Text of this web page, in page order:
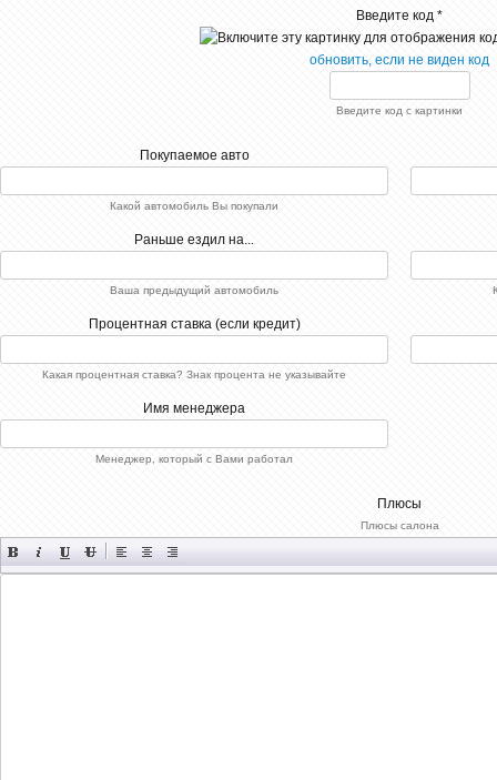
Введите код *
обновить, если не виден код
Введите код с картинки
Покупаемое авто
Какой автомобиль Вы покупали
Раньше ездил на...
Ваша предыдущий автомобиль
Процентная ставка (если кредит)
Какая процентная ставка? Знак процента не указывайте
Имя менеджера
Менеджер, который с Вами работал
Плюсы
Плюсы салона